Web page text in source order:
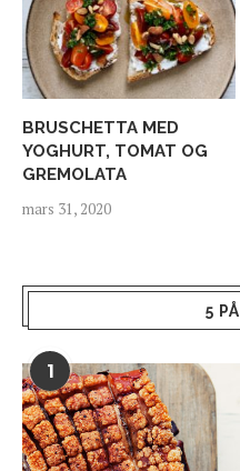
BRUSCHETTA MED
YOGHURT, TOMAT OG
GREMOLATA
mars 31, 2020
5
1